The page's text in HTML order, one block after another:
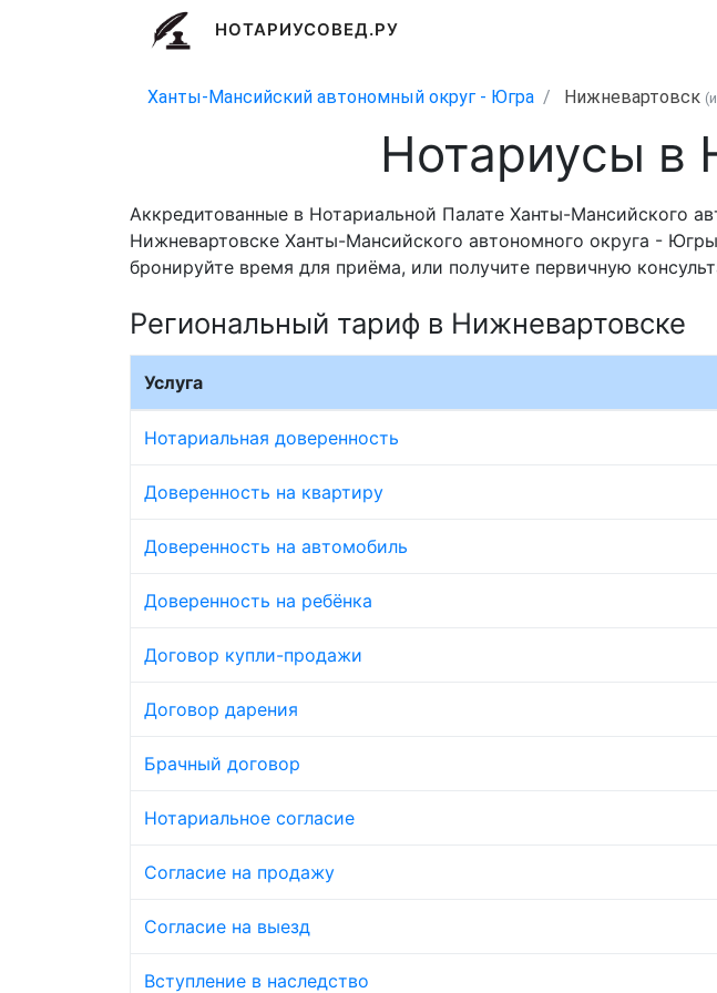
НОТАРИУСОВЕД.РУ
Ханты-Мансийский автономный округ - Югра Нижневартовск
Нотариусы в
Аккредитованные в Нотариальной Палате Ханты-Мансийского
Нижневартовске Ханты-Мансийского автономного округа -
бронируйте время для приёма, или получите первичную
Региональный тариф в Нижневартовске
Услуга
Нотариальная доверенность
Доверенность на квартиру
Доверенность на автомобиль
Доверенность на ребёнка
Договор купли-продажи
Договор дарения
Брачный договор
Нотариальное согласие
Согласие на продажу
Согласие на выезд
Вступление в наследство